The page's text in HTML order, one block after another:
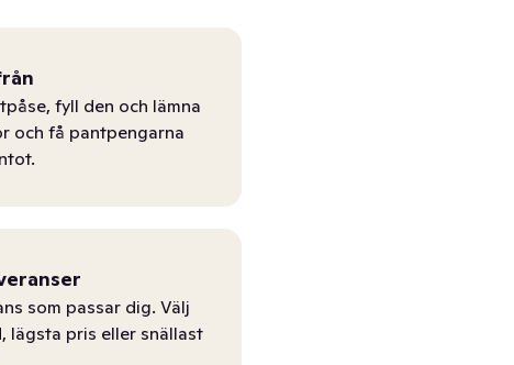
fyll den och lämna
och få pantpengarna
som passar dig. Välj
lägsta pris eller snällast